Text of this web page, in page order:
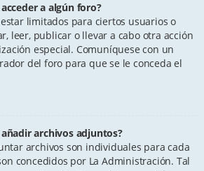
a algún foro?
limitados para ciertos usuarios o
leer, publicar o llevar a cabo otra acción
especial. Comuníquese con un
del foro para que se le conceda el
archivos adjuntos?
archivos son individuales para cada
concedidos por La Administración. Tal